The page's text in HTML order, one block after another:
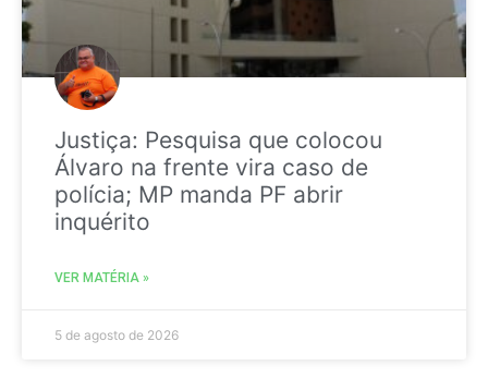
Justiça: Pesquisa que colocou
Álvaro na frente vira caso de
polícia; MP manda PF abrir
inquérito
VER MATÉRIA »
5 de agosto de 2026